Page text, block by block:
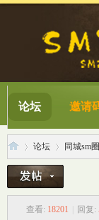
论坛 邀请
论坛
›
同城sm圈
查看: 18201 回复: